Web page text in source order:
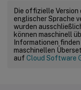
Die offizielle
englischer Sprache
wurden
können maschinell
Informationen
maschinellen
auf Cloud Software